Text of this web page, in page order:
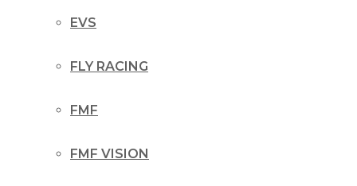
EVS
FLY RACING
FMF
FMF VISION